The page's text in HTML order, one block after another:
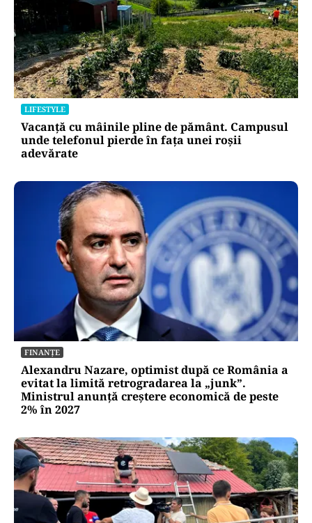
LIFESTYLE
Vacanță cu mâinile pline de pământ. Campusul
unde telefonul pierde în fața unei roșii
adevărate
FINANȚE
Alexandru Nazare, optimist după ce România a
evitat la limită retrogradarea la „junk”.
Ministrul anunță creștere economică de peste
2% în 2027